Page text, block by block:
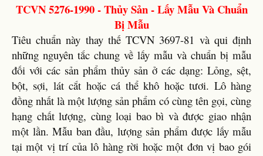
TCVN 5276-1990 - Thủy Sản - Lấy Mẫu Và Chuẩn
Bị Mẫu
Tiêu chuẩn này thay thế TCVN 3697-81 và qui định
những nguyên tắc chung về lấy mẫu và chuẩn bị mẫu
đối với các sản phẩm thủy sản ở các dạng: Lỏng, sệt,
bột, sợi, lát cắt hoặc cá thể khô hoặc tươi. Lô hàng
đồng nhất là một lượng sản phẩm có cùng tên gọi, cùng
hạng chất lượng, cùng loại bao bì và được giao nhận
một lần. Mẫu ban đầu, lượng sản phẩm được lấy mẫu
tại một vị trí của lô hàng rời hoặc một đơn vị bao gói